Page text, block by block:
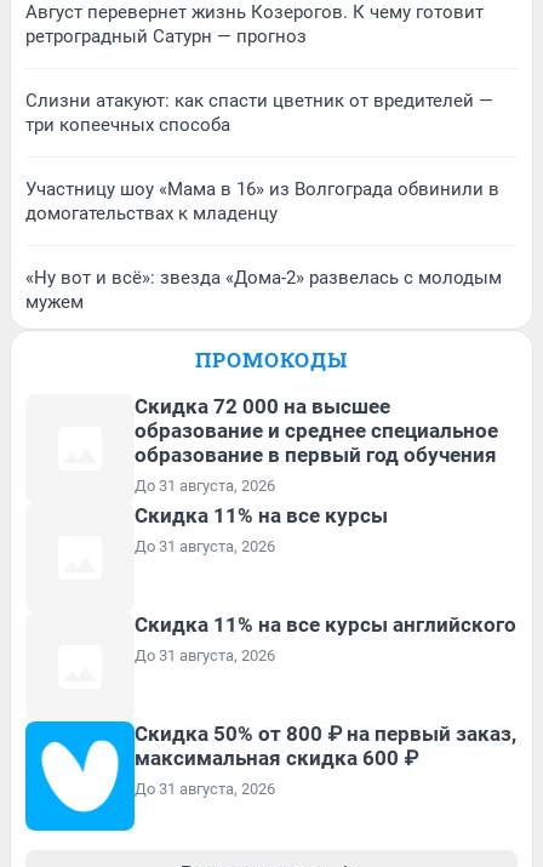
Август перевернет жизнь Козерогов. К чему готовит
ретроградный Сатурн — прогноз
Слизни атакуют: как спасти цветник от вредителей —
три копеечных способа
Участницу шоу «Мама в 16» из Волгограда обвинили в
домогательствах к младенцу
«Ну вот и всё»: звезда «Дома-2» развелась с молодым
мужем
ПРОМОКОДЫ
Скидка 72 000 на высшее
образование и среднее специальное
образование в первый год обучения
До 31 августа, 2026
Скидка 11% на все курсы
До 31 августа, 2026
Скидка 11% на все курсы английского
До 31 августа, 2026
Скидка 50% от 800 ₽ на первый заказ,
максимальная скидка 600 ₽
До 31 августа, 2026